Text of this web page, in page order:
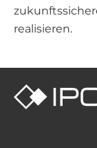
realisieren.